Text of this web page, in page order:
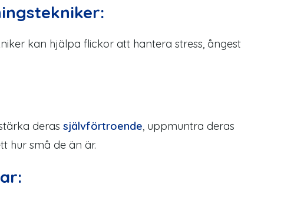
kan hjälpa flickor att hantera stress, ångest
deras självförtroende, uppmuntra deras
hur små de än är.